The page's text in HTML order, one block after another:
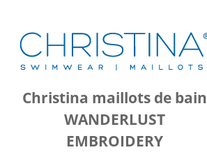
Christina maillots de bain
WANDERLUST
EMBROIDERY